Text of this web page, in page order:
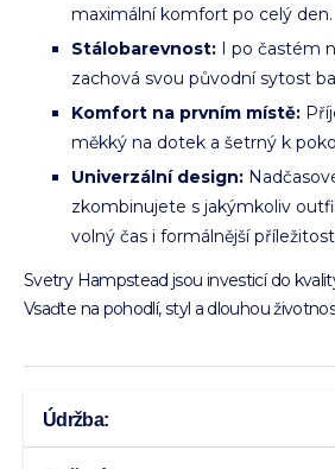
maximální komfort po celý den.
Stálobarevnost: I po častém
zachová svou původní sytost
Komfort na prvním místě:
měkký na dotek a šetrný k
Univerzální design:
zkombinujete s jakýmkoliv
volný čas i formálnější
Svetry Hampstead jsou investicí do
Vsaďte na pohodlí, styl a dlouhou
Údržba: